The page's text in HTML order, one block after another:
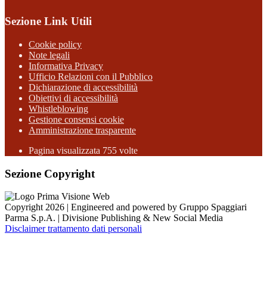
Sezione Link Utili
Cookie policy
Note legali
Informativa Privacy
Ufficio Relazioni con il Pubblico
Dichiarazione di accessibilità
Obiettivi di accessibilità
Whistleblowing
Gestione consensi cookie
Amministrazione trasparente
Pagina visualizzata 755 volte
Sezione Copyright
Copyright 2026 | Engineered and powered by Gruppo Spaggiari
Parma S.p.A. | Divisione Publishing & New Social Media
Disclaimer trattamento dati personali